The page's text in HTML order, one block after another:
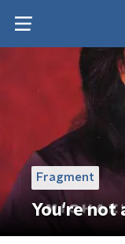
Fragment
You're not